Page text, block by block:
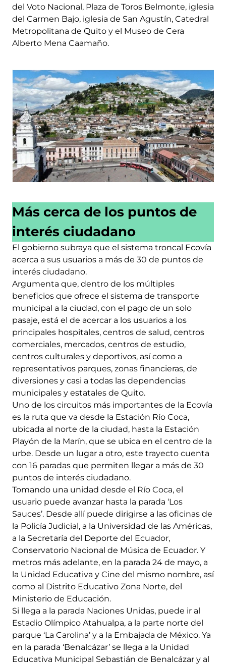
del Voto Nacional, Plaza de Toros Belmonte, iglesia
del Carmen Bajo, iglesia de San Agustín, Catedral
Metropolitana de Quito y el Museo de Cera
Alberto Mena Caamaño.
Más cerca de los puntos de
interés ciudadano
El gobierno subraya que el sistema troncal Ecovía
acerca a sus usuarios a más de 30 de puntos de
interés ciudadano.
Argumenta que, dentro de los múltiples
beneficios que ofrece el sistema de transporte
municipal a la ciudad, con el pago de un solo
pasaje, está el de acercar a los usuarios a los
principales hospitales, centros de salud, centros
comerciales, mercados, centros de estudio,
centros culturales y deportivos, así como a
representativos parques, zonas financieras, de
diversiones y casi a todas las dependencias
municipales y estatales de Quito.
Uno de los circuitos más importantes de la Ecovía
es la ruta que va desde la Estación Río Coca,
ubicada al norte de la ciudad, hasta la Estación
Playón de la Marín, que se ubica en el centro de la
urbe. Desde un lugar a otro, este trayecto cuenta
con 16 paradas que permiten llegar a más de 30
puntos de interés ciudadano.
Tomando una unidad desde el Río Coca, el
usuario puede avanzar hasta la parada ‘Los
Sauces’. Desde allí puede dirigirse a las oficinas de
la Policía Judicial, a la Universidad de las Américas,
a la Secretaría del Deporte del Ecuador,
Conservatorio Nacional de Música de Ecuador. Y
metros más adelante, en la parada 24 de mayo, a
la Unidad Educativa y Cine del mismo nombre, así
como al Distrito Educativo Zona Norte, del
Ministerio de Educación.
Si llega a la parada Naciones Unidas, puede ir al
Estadio Olímpico Atahualpa, a la parte norte del
parque ‘La Carolina’ y a la Embajada de México. Ya
en la parada ‘Benalcázar’ se llega a la Unidad
Educativa Municipal Sebastián de Benalcázar y al